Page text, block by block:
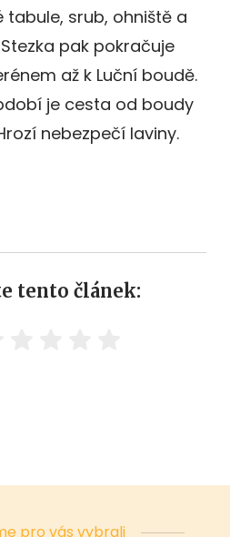
tabule, srub, ohniště a
pak pokračuje
až k Luční boudě.
je cesta od boudy
nebezpečí laviny.
tento článek:
pro vás vybrali